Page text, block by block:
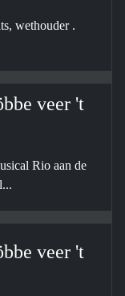
wethouder .
veer 't
Rio aan de
veer 't